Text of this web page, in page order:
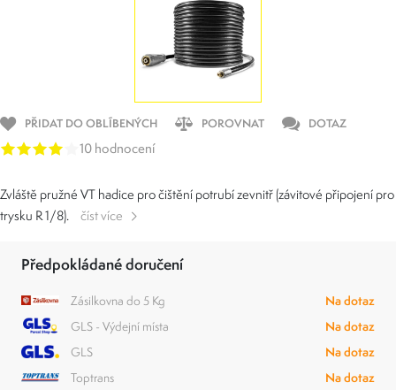
PŘIDAT DO OBLÍBENÝCH POROVNAT DOTAZ
10 hodnocení
Zvláště pružné VT hadice pro čištění potrubí zevnitř (závitové připojení pro
trysku R 1/8).
číst více
Předpokládané doručení
Zásilkovna do 5 Kg
Na dotaz
GLS - Výdejní místa
Na dotaz
GLS
Na dotaz
Toptrans
Na dotaz